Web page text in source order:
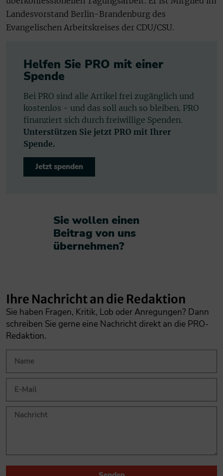
Landesvorstand Berlin-Brandenburg des
Evangelischen Arbeitskreises der CDU/CSU.
Helfen Sie PRO mit einer
Spende
Bei PRO sind alle Artikel frei zugänglich und
kostenlos - und das soll auch so bleiben. PRO
finanziert sich durch freiwillige Spenden.
Unterstützen Sie jetzt PRO mit Ihrer
Spende.
Jetzt spenden
Sie wollen einen
Beitrag von uns
übernehmen?​
Ihre Nachricht an die Redaktion
Sie haben Fragen, Kritik, Lob oder Anregungen? Dann
schreiben Sie gerne eine Nachricht direkt an die PRO-
Redaktion.